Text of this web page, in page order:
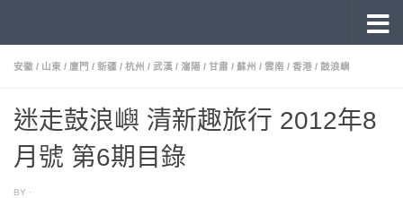
安徽 / 山東 / 廈門 / 新疆 / 杭州 / 武漢 / 瀋陽 / 甘肅 / 蘇州 / 雲南 / 香港 / 鼓浪嶼
迷走鼓浪嶼 清新趣旅行 2012年8
月號 第6期目錄
BY ·